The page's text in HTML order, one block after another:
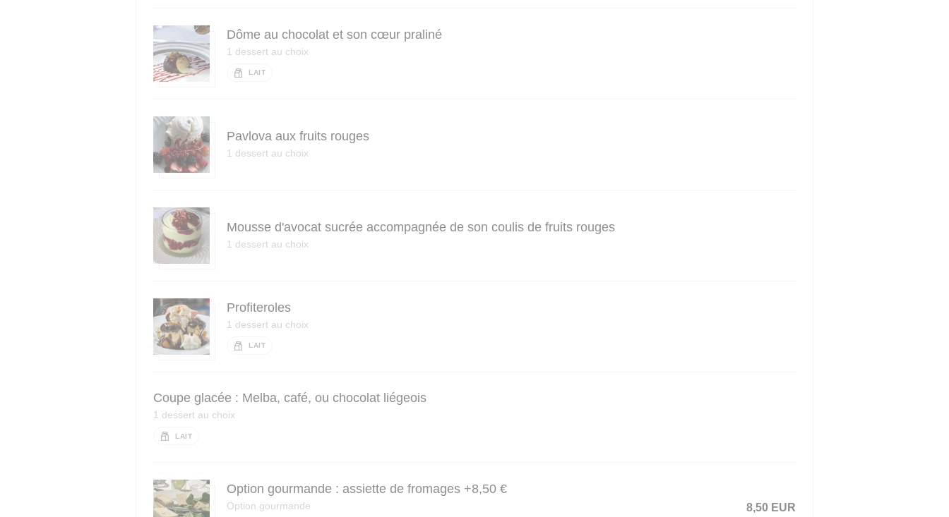
Dôme au chocolat et son cœur praliné
1 dessert au choix
LAIT
Pavlova aux fruits rouges
1 dessert au choix
Mousse d'avocat sucrée accompagnée de son coulis de fruits rouges
1 dessert au choix
Profiteroles
1 dessert au choix
LAIT
Coupe glacée : Melba, café, ou chocolat liégeois
1 dessert au choix
LAIT
Option gourmande : assiette de fromages +8,50 €
Option gourmande 8,50 EUR